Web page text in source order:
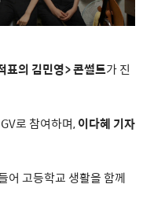
표의 김민영>콘썰트가 진
GV로 참여하며,이다혜 기자
어 고등학교 생활을 함께